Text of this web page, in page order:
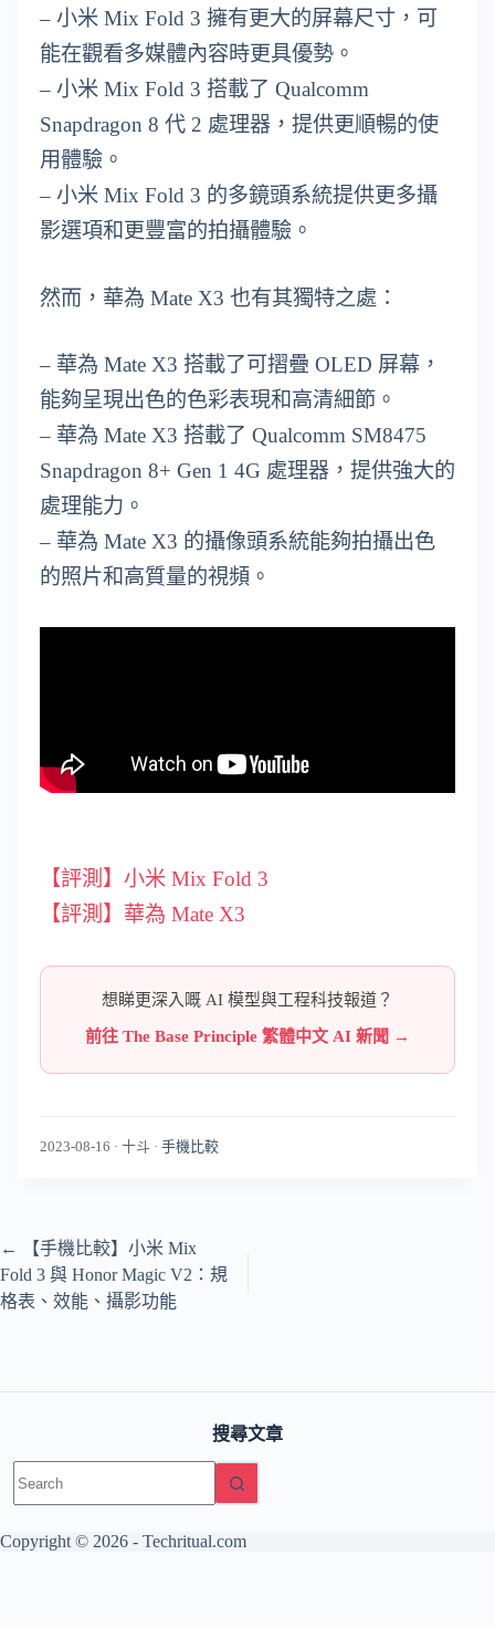
– 小米 Mix Fold 3 擁有更大的屏幕尺寸，可
能在觀看多媒體內容時更具優勢。
– 小米 Mix Fold 3 搭載了 Qualcomm
Snapdragon 8 代 2 處理器，提供更順暢的使
用體驗。
– 小米 Mix Fold 3 的多鏡頭系統提供更多攝
影選項和更豐富的拍攝體驗。
然而，華為 Mate X3 也有其獨特之處：
– 華為 Mate X3 搭載了可摺疊 OLED 屏幕，
能夠呈現出色的色彩表現和高清細節。
– 華為 Mate X3 搭載了 Qualcomm SM8475
Snapdragon 8+ Gen 1 4G 處理器，提供強大的
處理能力。
– 華為 Mate X3 的攝像頭系統能夠拍攝出色
的照片和高質量的視頻。
【評測】小米 Mix Fold 3
【評測】華為 Mate X3
想睇更深入嘅 AI 模型與工程科技報道？
前往 The Base Principle 繁體中文 AI 新聞 →
2023-08-16 · 十斗 · 手機比較
←
【手機比較】小米 Mix
Fold 3 與 Honor Magic V2：規
格表、效能、攝影功能
搜尋文章
results
Copyright © 2026 - Techritual.com